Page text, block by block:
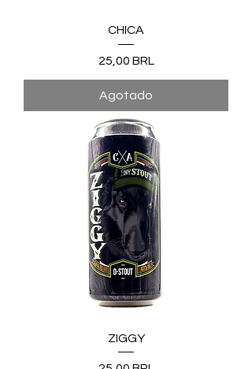
CHICA
Precio
25,00 BRL
Agotado
ZIGGY